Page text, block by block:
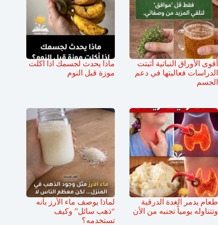
أقوى الأوراق النباتية أثبتت
الدراسات فعاليتها في دعم
الجسم
ماذا يحدث لجسمك اذا اكلت
موزة قبل النوم
طعام يدمر الغدة الدرقية
وتتناوله يومياً تجنبه من الأن
لماذا يوصف ماء الأرز بأنه
“ذهب سائل” وكيف
تستخدمه؟